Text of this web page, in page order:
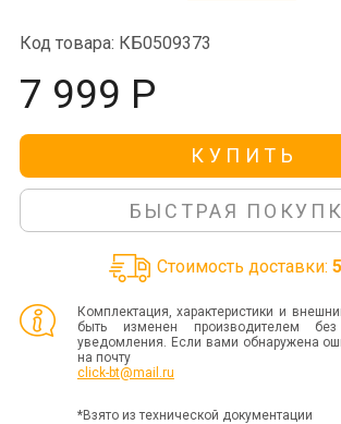
Код товара: КБ0509373
7 999 Р
КУПИТЬ
БЫСТРАЯ
Стоимость доставки:
Комплектация, характеристики и
быть изменен производителем без
уведомления. Если вами обнаружена
на почту
click-bt@mail.ru
*Взято из технической документации